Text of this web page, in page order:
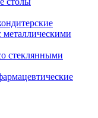
стеклянными